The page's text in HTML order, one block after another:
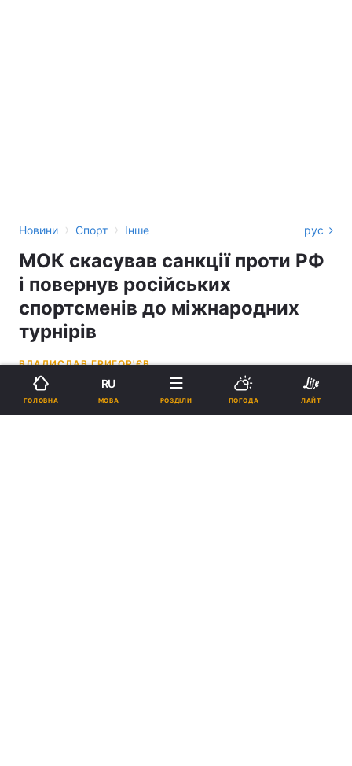
Новини › Спорт › Інше рус
МОК скасував санкції проти РФ
і повернув російських
спортсменів до міжнародних
турнірів
ВЛАДИСЛАВ ГРИГОР'ЄВ
18:23, 07.07.26
ГОЛОВНА
RU
МОВА РОЗДІЛИ ПОГОДА ЛАЙТ